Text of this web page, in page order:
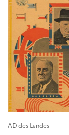
AD des Landes